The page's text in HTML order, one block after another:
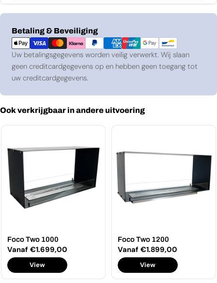
Betaling & Beveiliging
Betaalmethoden
Uw betalingsgegevens worden veilig verwerkt. Wij slaan
geen creditcardgegevens op en hebben geen toegang tot
uw creditcardgegevens.
Ook verkrijgbaar in andere uitvoering
Foco Two 1000
Normale
prijs
Vanaf €1.699,00
View
Foco Two 1200
Normale
prijs
Vanaf €1.899,00
View